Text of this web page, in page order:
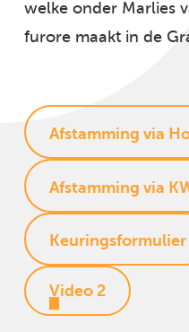
Afstamming via
Afstamming via
Keuringsformulier
Video 2
welke onder Marlies
furore maakt in de